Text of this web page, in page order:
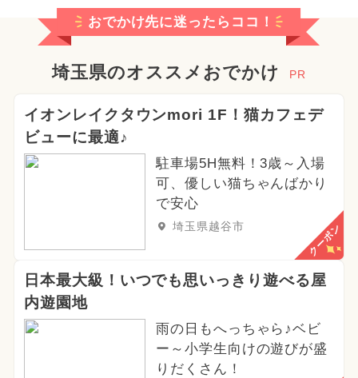
おでかけ先に迷ったらココ！
埼玉県のオススメおでかけ PR
イオンレイクタウンmori 1F！猫カフェデ
ビューに最適♪
駐車場5H無料！3歳～入場
可、優しい猫ちゃんばかり
で安心
埼玉県越谷市 クーポン
日本最大級！いつでも思いっきり遊べる屋
内遊園地
雨の日もへっちゃら♪ベビ
ー～小学生向けの遊びが盛
りだくさん！